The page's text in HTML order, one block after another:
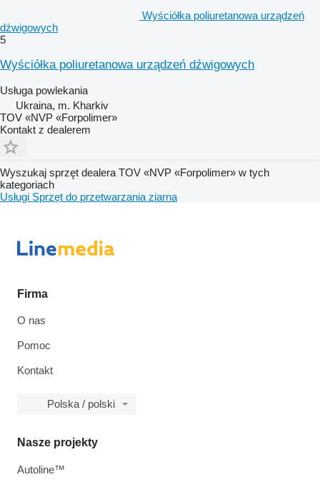
Wyściółka poliuretanowa urządzeń
dźwigowych
5
Wyściółka poliuretanowa urządzeń dźwigowych
Usługa powlekania
Ukraina, m. Kharkiv
TOV «NVP «Forpolimer»
Kontakt z dealerem
Wyszukaj sprzęt dealera TOV «NVP «Forpolimer» w tych
kategoriach
Usługi Sprzęt do przetwarzania ziarna
Firma
O nas
Pomoc
Kontakt
Polska / polski
Nasze projekty
Autoline™